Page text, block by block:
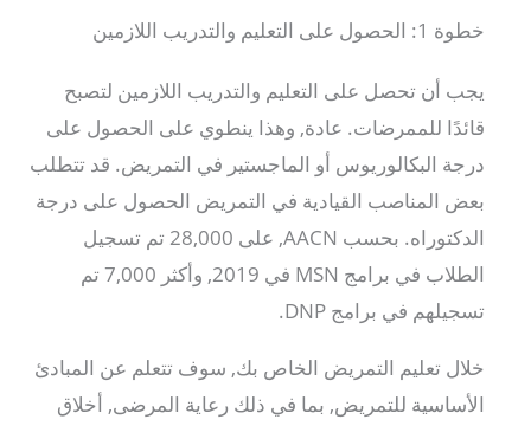
خطوة 1: الحصول على التعليم والتدريب اللازمين
يجب أن تحصل على التعليم والتدريب اللازمين لتصبح
قائدًا للممرضات. عادة, وهذا ينطوي على الحصول على
درجة البكالوريوس أو الماجستير في التمريض. قد تتطلب
بعض المناصب القيادية في التمريض الحصول على درجة
الدكتوراه. بحسب AACN, على 28,000 تم تسجيل
الطلاب في برامج MSN في 2019, وأكثر 7,000 تم
تسجيلهم في برامج DNP.
خلال تعليم التمريض الخاص بك, سوف تتعلم عن المبادئ
الأساسية للتمريض, بما في ذلك رعاية المرضى, أخلاق